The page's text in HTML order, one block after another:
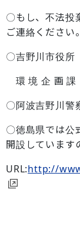
〇もし、不法投
ご連絡ください。
〇吉野川市役所
環 境 企 画
〇阿波吉野川
〇徳島県では公
開設しています
URL:http://